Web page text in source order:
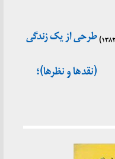
طرحی از یک زندگی
(نقدها و نظرها)؛